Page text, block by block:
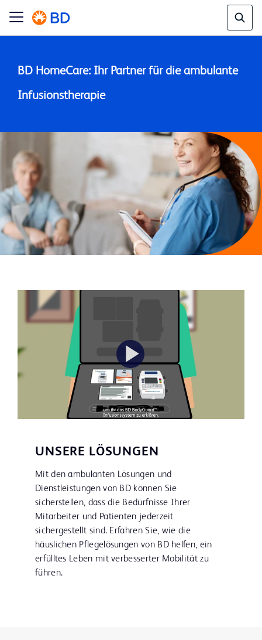
BD HomeCare: Ihr Partner für die ambulante
Infusionstherapie
Play
Video
UNSERE LÖSUNGEN
Mit den ambulanten Lösungen und
Dienstleistungen von BD können Sie
sicherstellen, dass die Bedürfnisse Ihrer
Mitarbeiter und Patienten jederzeit
sichergestellt sind. Erfahren Sie, wie die
häuslichen Pflegelösungen von BD helfen, ein
erfülltes Leben mit verbesserter Mobilität zu
führen.